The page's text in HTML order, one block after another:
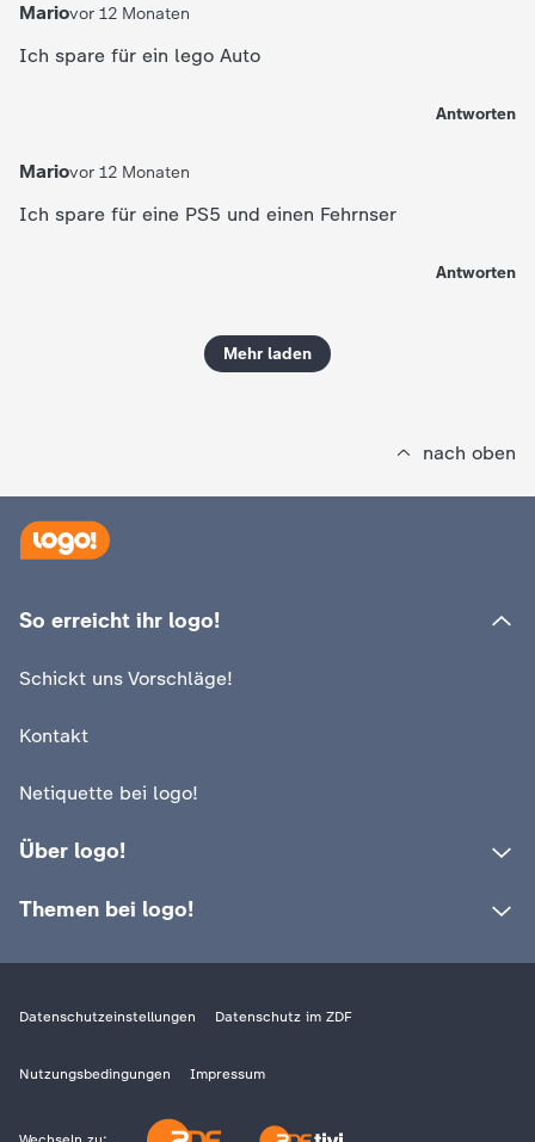
Mariovor 12 Monaten
Ich spare für ein lego Auto
Antworten
Mariovor 12 Monaten
Ich spare für eine PS5 und einen Fehrnser
Antworten
Mehr laden
nach oben
So erreicht ihr logo!
Schickt uns Vorschläge!
Kontakt
Netiquette bei logo!
Über logo!
Themen bei logo!
Datenschutzeinstellungen Datenschutz im ZDF
Nutzungsbedingungen Impressum